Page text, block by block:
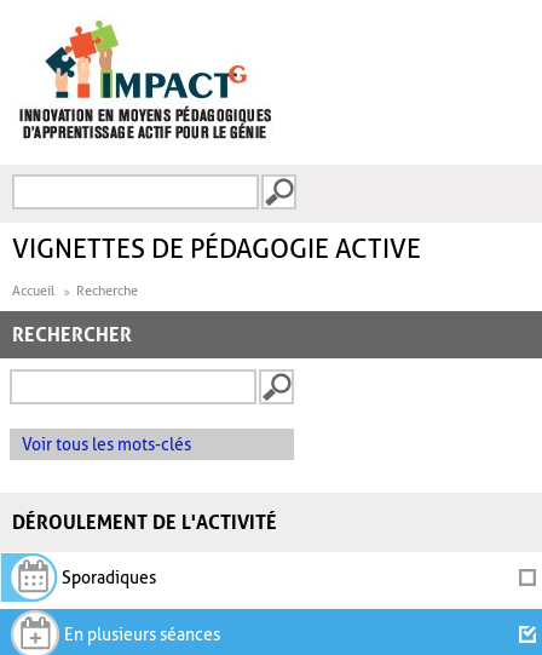
FORMULAIRE DE
VIGNETTES DE PÉDAGOGIE ACTIVE
Accueil Recherche
RECHERCHER
Voir tous les mots-clés
DÉROULEMENT DE L'ACTIVITÉ
Sporadiques
En plusieurs séances